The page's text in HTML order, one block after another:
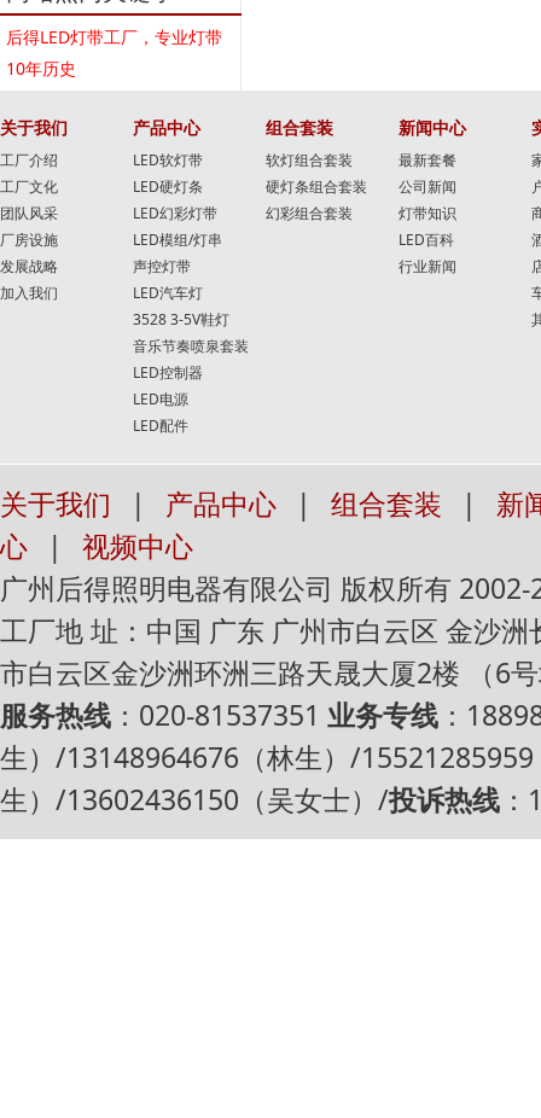
后得LED灯带工厂，专业灯带
10年历史
关于我们
工厂介绍
工厂文化
团队风采
厂房设施
发展战略
加入我们
产品中心
LED软灯带
LED硬灯条
LED幻彩灯带
LED模组/灯串
声控灯带
LED汽车灯
3528 3-5V鞋灯
音乐节奏喷泉套装
LED控制器
LED电源
LED配件
组合套装
软灯组合套装
硬灯条组合套装
幻彩组合套装
新闻中心
最新套餐
公司新闻
灯带知识
LED百科
行业新闻
关于我们 | 产品中心 | 组合套装 |
新
心
|
视频中心
广州后得照明电器有限公司 版权所有
工厂地 址：中国 广东 广州市白云区 金沙
市白云区金沙洲环洲三路天晟大厦2楼 （6
服务热线 ：020-81537351 业务专线 ：
生）/13148964676（林生）/
生）/13602436150（吴女士）/投诉热线